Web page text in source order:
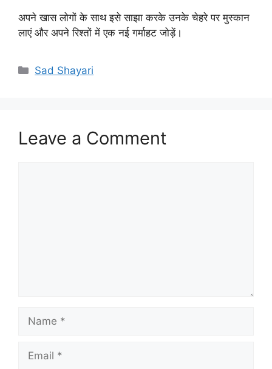
अपने खास लोगों के साथ इसे साझा करके उनके चेहरे पर मुस्कान
लाएं और अपने रिश्तों में एक नई गर्माहट जोड़ें।
Categories
Sad Shayari
Leave a Comment
Name
Email